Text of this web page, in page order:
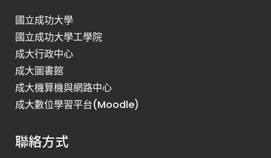
國立成功大學
國立成功大學工學院
成大行政中心
成大圖書館
成大機算機與網路中心
成大數位學習平台(Moodle)
聯絡方式